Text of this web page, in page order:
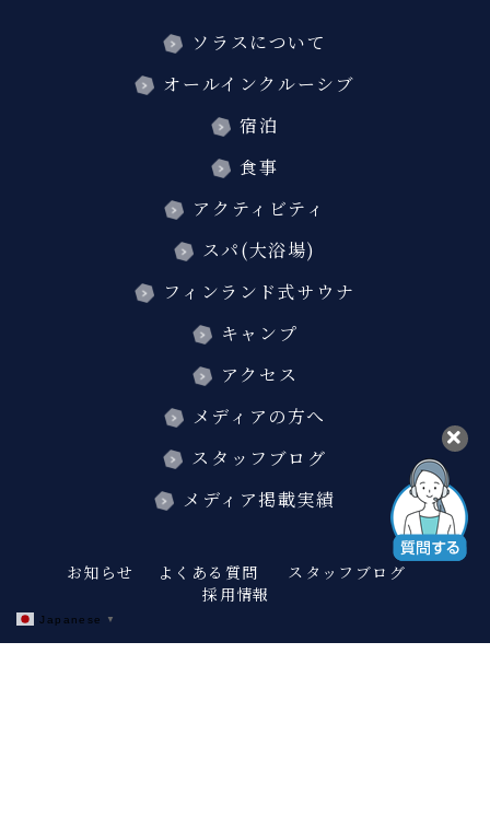
ソラスについて
オールインクルーシブ
宿泊
食事
アクティビティ
スパ(大浴場)
フィンランド式サウナ
キャンプ
アクセス
メディアの方へ
スタッフブログ
メディア掲載実績
お知らせ よくある質問
スタッフブログ
採用情報
Japanese ▼